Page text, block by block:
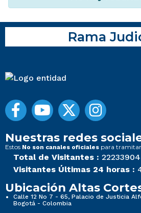
Rama
Nuestras redes
Estos No son canales oficiales para tramitar
Total de Visitantes : 22233904
Visitantes Últimas 24 horas :
Ubicación Altas
Calle 12 No 7 - 65, Palacio de Justicia
Bogotá - Colombia